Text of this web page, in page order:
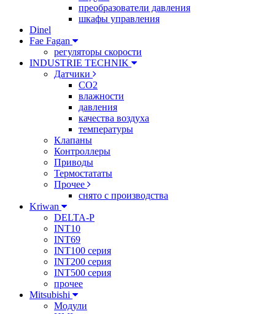
преобразователи давления
шкафы управления
Dinel
Fae Fagan
регуляторы скорости
INDUSTRIE TECHNIK
Датчики
CO2
влажности
давления
качества воздуха
температуры
Клапаны
Контроллеры
Приводы
Термостататы
Прочее
снято с производства
Kriwan
DELTA-P
INT10
INT69
INT100 серия
INT200 серия
INT500 серия
прочее
Mitsubishi
Модули